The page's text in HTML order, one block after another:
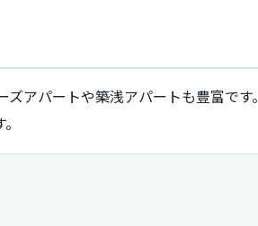
アパートや築浅アパートも豊富です。